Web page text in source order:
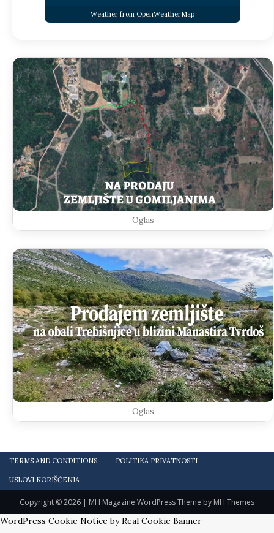
Weather from OpenWeatherMap
Oglas
Oglas
TERMS AND CONDITIONS POLITIKA PRIVATNOSTI
USLOVI KORIŠĆENJA
Copyright © 2026 | MH Magazine WordPress Theme by MH Themes
WordPress Cookie Notice by Real Cookie Banner